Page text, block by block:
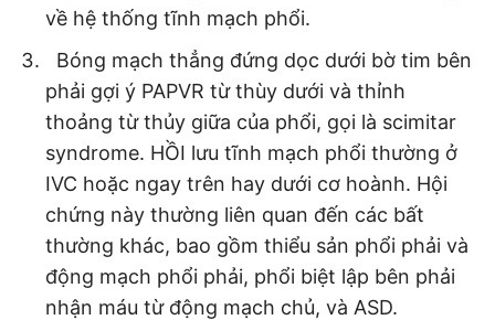
về hệ thống tĩnh mạch phổi.
Bóng mạch thẳng đứng dọc dưới bờ tim bên
phải gợi ý PAPVR từ thùy dưới và thỉnh
thoảng từ thủy giữa của phổi, gọi là scimitar
syndrome. HỒI lưu tĩnh mạch phổi thường ở
IVC hoặc ngay trên hay dưới cơ hoành. Hội
chứng này thường liên quan đến các bất
thường khác, bao gồm thiểu sản phổi phải và
động mạch phổi phải, phổi biệt lập bên phải
nhận máu từ động mạch chủ, và ASD.